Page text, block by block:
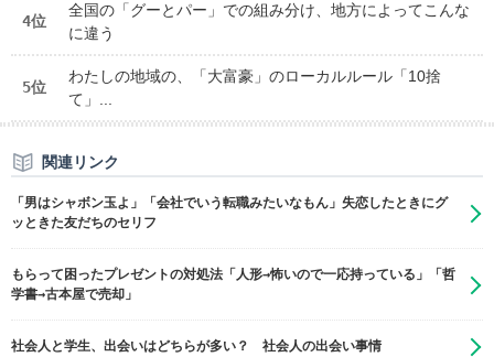
4位
全国の「グーとパー」での組み分け、地方によってこんな
に違う
5位
わたしの地域の、「大富豪」のローカルルール「10捨
て」...
関連リンク
「男はシャボン玉よ」「会社でいう転職みたいなもん」失恋したときにグ
ッときた友だちのセリフ
もらって困ったプレゼントの対処法「人形→怖いので一応持っている」「哲
学書→古本屋で売却」
社会人と学生、出会いはどちらが多い？ 社会人の出会い事情